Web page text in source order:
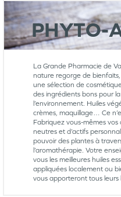
PHYTO-
La Grande Pharmacie de
nature regorge de
une sélection de
des ingrédients bons pour
l’environnement. Huiles
crèmes, maquillage… Ce
Fabriquez vous-mêmes
neutres et d’actifs
pouvoir des plantes à
l’aromathérapie. Votre
vous les meilleures huiles
appliquées localement ou
vous apporteront tous leurs